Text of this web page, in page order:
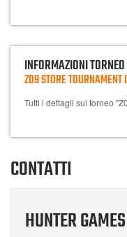
INFORMAZIONI TORNEO
Z09 STORE TOURNAMENT
Tutti i dettagli sul torneo
CONTATTI
HUNTER GAMES